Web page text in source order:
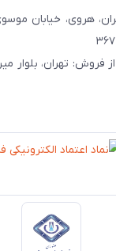
تهران، هروی،
تهران، بلوار